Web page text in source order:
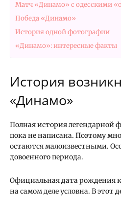
Матч «Динамо» с одесскими
Победа «Динамо»
История одной фотографии
«Динамо»: интересные факты
История
«Динамо»
Полная история легендарной
пока не написана. Поэтому
остаются малоизвестными.
довоенного периода.
Официальная дата рождения
на самом деле условна. В этот